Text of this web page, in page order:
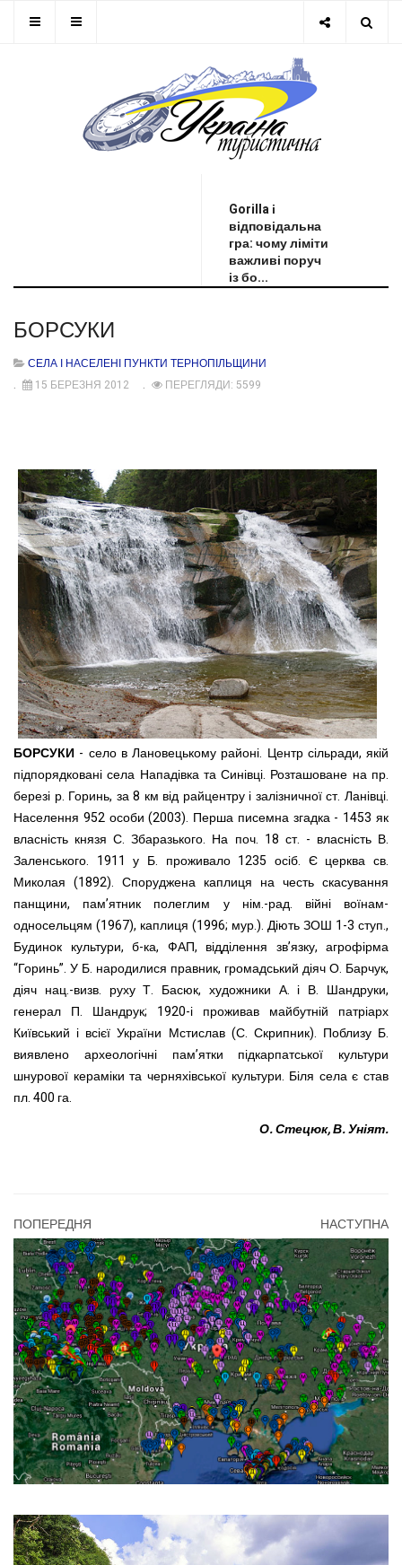
Gorilla і
відповідальна
гра: чому ліміти
важливі поруч
із бо...
БОРСУКИ
СЕЛА І НАСЕЛЕНІ ПУНКТИ ТЕРНОПІЛЬЩИНИ
15 БЕРЕЗНЯ 2012
ПЕРЕГЛЯДИ: 5599
БОРСУКИ - село в Лановецькому районі. Центр сільради, якій
підпорядковані села Нападівка та Синівці. Розташоване на пр.
березі р. Горинь, за 8 км від райцентру і залізничної ст. Ланівці.
Населення 952 особи (2003). Перша писемна згадка - 1453 як
власність князя С. Збаразького. На поч. 18 ст. - власність В.
Заленського. 1911 у Б. проживало 1235 осіб. Є церква св.
Миколая (1892). Споруджена каплиця на честь скасування
панщини, пам’ятник полеглим у нім.-рад. війні воїнам-
односельцям (1967), каплиця (1996; мур.). Діють ЗОШ 1-3 ступ.,
Будинок культури, б-ка, ФАП, відділення зв’язку, агрофірма
“Горинь”. У Б. народилися правник, громадський діяч О. Барчук,
діяч нац.-визв. руху Т. Басюк, художники А. і В. Шандруки,
генерал П. Шандрук; 1920-і проживав майбутній патріарх
Київський і всієї України Мстислав (С. Скрипник). Поблизу Б.
виявлено археологічні пам’ятки підкарпатської культури
шнурової кераміки та черняхівської культури. Біля села є став
пл. 400 га.
О. Стецюк, В. Уніят.
ПОПЕРЕДНЯ НАСТУПНА